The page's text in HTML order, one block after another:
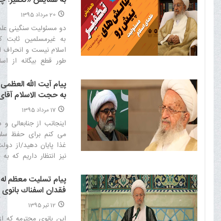
مسئولیت علمای
20 مرداد 1395
دو مسئولیت سنگینی
به غیرمسلمین ثابت
اسلام نیست و انحراف
طور قطع بیگانه از
جذب به آنها نشوند‌
پیام آیت الله
به حجت الاسلام
عباس جعفری
17 مرداد 1395
اینجانب از جنابعالی
می کنم برای حفظ
غذا پایان دهید/از
نیز انتظار داریم که
شیعیان، پاسخ مثبت
پيام تسليت معظم
فقدان اسفناك
همايونى
12 تیر 1395